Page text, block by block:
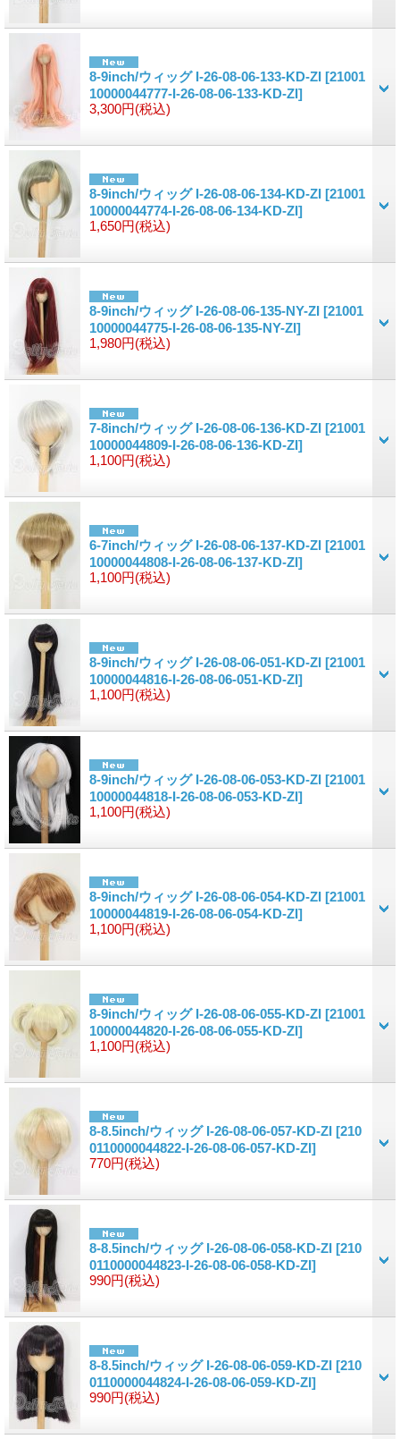
8-9inch/ウィッグ I-26-08-06-133-KD-ZI [21001
10000044777-I-26-08-06-133-KD-ZI]
3,300円(税込)
8-9inch/ウィッグ I-26-08-06-134-KD-ZI [21001
10000044774-I-26-08-06-134-KD-ZI]
1,650円(税込)
8-9inch/ウィッグ I-26-08-06-135-NY-ZI [21001
10000044775-I-26-08-06-135-NY-ZI]
1,980円(税込)
7-8inch/ウィッグ I-26-08-06-136-KD-ZI [21001
10000044809-I-26-08-06-136-KD-ZI]
1,100円(税込)
6-7inch/ウィッグ I-26-08-06-137-KD-ZI [21001
10000044808-I-26-08-06-137-KD-ZI]
1,100円(税込)
8-9inch/ウィッグ I-26-08-06-051-KD-ZI [21001
10000044816-I-26-08-06-051-KD-ZI]
1,100円(税込)
8-9inch/ウィッグ I-26-08-06-053-KD-ZI [21001
10000044818-I-26-08-06-053-KD-ZI]
1,100円(税込)
8-9inch/ウィッグ I-26-08-06-054-KD-ZI [21001
10000044819-I-26-08-06-054-KD-ZI]
1,100円(税込)
8-9inch/ウィッグ I-26-08-06-055-KD-ZI [21001
10000044820-I-26-08-06-055-KD-ZI]
1,100円(税込)
8-8.5inch/ウィッグ I-26-08-06-057-KD-ZI [210
0110000044822-I-26-08-06-057-KD-ZI]
770円(税込)
8-8.5inch/ウィッグ I-26-08-06-058-KD-ZI [210
0110000044823-I-26-08-06-058-KD-ZI]
990円(税込)
8-8.5inch/ウィッグ I-26-08-06-059-KD-ZI [210
0110000044824-I-26-08-06-059-KD-ZI]
990円(税込)